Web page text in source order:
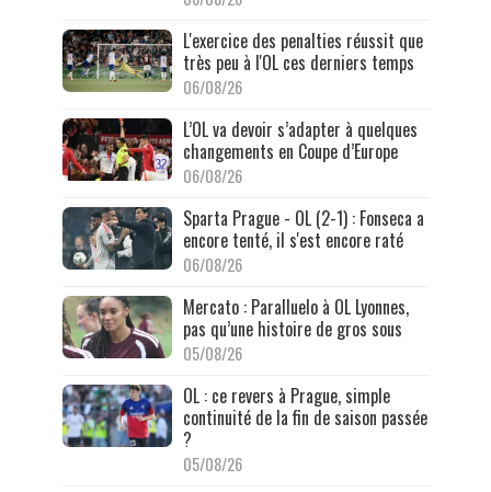
L'exercice des penalties réussit que
très peu à l'OL ces derniers temps
06/08/26
L’OL va devoir s’adapter à quelques
changements en Coupe d’Europe
06/08/26
Sparta Prague - OL (2-1) : Fonseca a
encore tenté, il s'est encore raté
06/08/26
Mercato : Paralluelo à OL Lyonnes,
pas qu’une histoire de gros sous
05/08/26
OL : ce revers à Prague, simple
continuité de la fin de saison passée
?
05/08/26